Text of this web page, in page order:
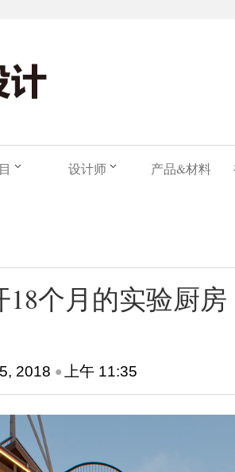
设计师 产品&材料
18个月的实验厨
2018 • 上午 11:35